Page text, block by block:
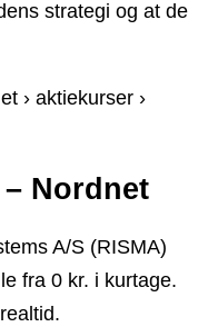
strategi og at de
› aktiekurser ›
– Nordnet
A/S (RISMA)
fra 0 kr. i kurtage.